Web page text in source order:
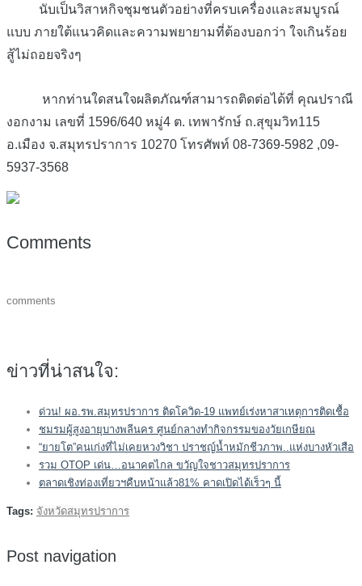
นับเป็นวิสาหกิจชุมชนตัวอย่างที่ครบเครื่องและสมบูรณ์
แบบ ภายใต้แนวคิดและความพยายามที่ต้องบอกว่า ใจเกินร้อย
สู้ไม่ถอยจริงๆ
หากท่านใดสนใจผลิตภัณฑ์สามารถติดต่อได้ที่ คุณปราณี
งอกงาม เลขที่ 1596/640 หมู่4 ต. เทพารักษ์ ถ.สุขุมวิท115
อ.เมือง จ.สมุทรปราการ 10270 โทรศัพท์ 08-7369-5982 ,09-
5937-3568
Comments
comments
ข่าวที่น่าสนใจ:
ด่วน! ผอ.รพ.สมุทรปราการ ติดโควิด-19 แพทย์เร่งหาสาเหตุการติดเชื้อ
ชมรมผู้สูงอายุบางพลีนคร ศูนย์กลางทำกิจกรรมของวัยเกษียณ
“ยายโต”คนเก่งที่ไม่เคยหวงวิชา ปราชญ์น้ำหมักชีวภาพ..แห่งบางหัวเสือ
รวม OTOP เด่น…อนาคตไกล ขวัญใจชาวสมุทรปราการ
ตลาดเชิงท่องเที่ยวฯคืบหน้าแล้ว81% คาดเปิดได้เร็วๆ นี้
Tags: จังหวัดสมุทรปราการ
Post navigation